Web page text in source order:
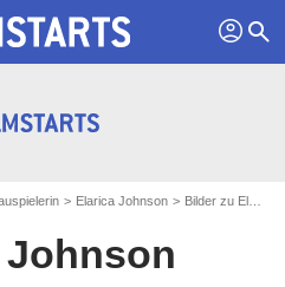
profil search
Elarica Johnson Bilder zu Elarica Johnson